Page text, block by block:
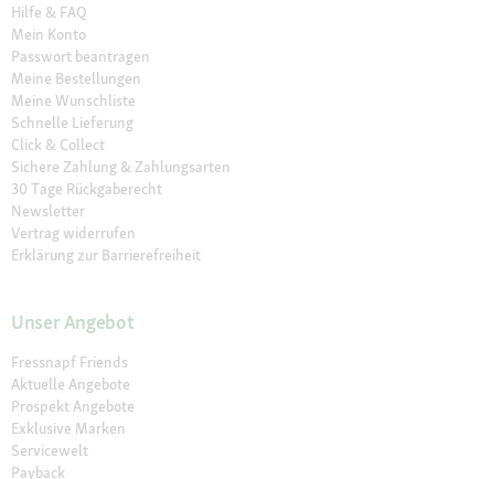
Hilfe & FAQ
Mein Konto
Passwort beantragen
Meine Bestellungen
Meine Wunschliste
Schnelle Lieferung
Click & Collect
Sichere Zahlung & Zahlungsarten
30 Tage Rückgaberecht
Newsletter
Vertrag widerrufen
Erklärung zur Barrierefreiheit
Unser Angebot
Fressnapf Friends
Aktuelle Angebote
Prospekt Angebote
Exklusive Marken
Servicewelt
Payback